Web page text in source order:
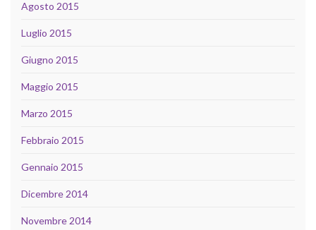
Agosto 2015
Luglio 2015
Giugno 2015
Maggio 2015
Marzo 2015
Febbraio 2015
Gennaio 2015
Dicembre 2014
Novembre 2014